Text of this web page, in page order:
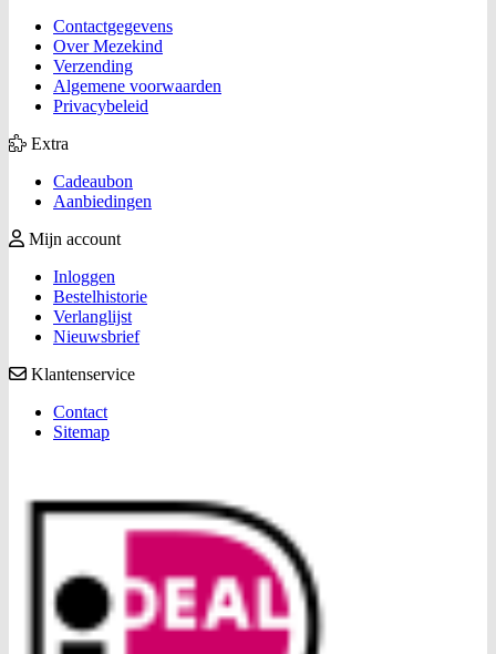
Contactgegevens
Over Mezekind
Verzending
Algemene voorwaarden
Privacybeleid
Extra
Cadeaubon
Aanbiedingen
Mijn account
Inloggen
Bestelhistorie
Verlanglijst
Nieuwsbrief
Klantenservice
Contact
Sitemap